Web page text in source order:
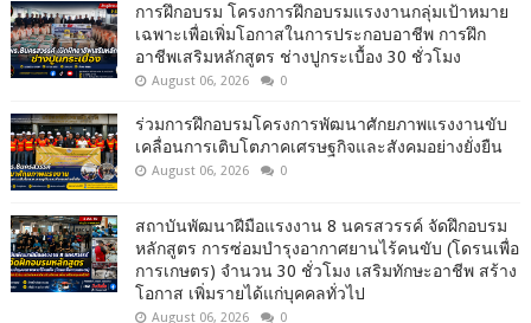
การฝึกอบรม โครงการฝึกอบรมแรงงานกลุ่มเป้าหมาย
เฉพาะเพื่อเพิ่มโอกาสในการประกอบอาชีพ การฝึก
อาชีพเสริมหลักสูตร ช่างปูกระเบื้อง 30 ชั่วโมง
August 06, 2026 0
ร่วมการฝึกอบรมโครงการพัฒนาศักยภาพแรงงานขับ
เคลื่อนการเติบโตภาคเศรษฐกิจและสังคมอย่างยั่งยืน
August 06, 2026 0
สถาบันพัฒนาฝีมือแรงงาน 8 นครสวรรค์ จัดฝึกอบรม
หลักสูตร การซ่อมบำรุงอากาศยานไร้คนขับ (โดรนเพื่อ
การเกษตร) จำนวน 30 ชั่วโมง เสริมทักษะอาชีพ สร้าง
โอกาส เพิ่มรายได้แก่บุคคลทั่วไป
August 06, 2026 0